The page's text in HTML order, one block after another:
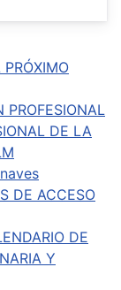
PRÓXIMO
PROFESIONAL
DE LA
DE ACCESO
DE
Y